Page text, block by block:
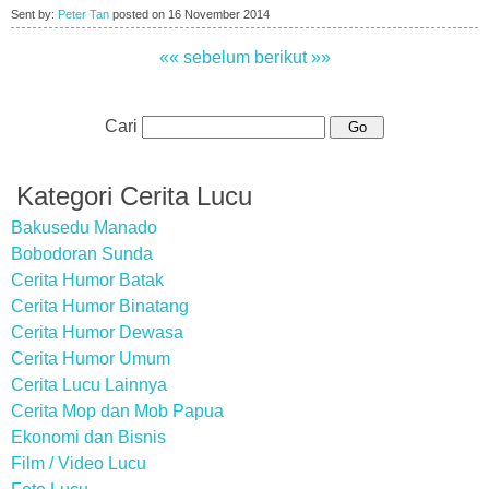
Sent by: Peter Tan posted on 16 November 2014
«« sebelum berikut »»
Cari
Kategori Cerita Lucu
Bakusedu Manado
Bobodoran Sunda
Cerita Humor Batak
Cerita Humor Binatang
Cerita Humor Dewasa
Cerita Humor Umum
Cerita Lucu Lainnya
Cerita Mop dan Mob Papua
Ekonomi dan Bisnis
Film / Video Lucu